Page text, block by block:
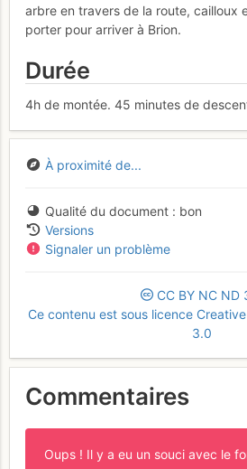
arbre en travers de la route, cailloux
porter pour arriver à Brion.
Durée
4h de montée. 45 minutes de
À proximité de...
Qualité du document
bon
Versions
Signaler un problème
CC BY NC ND
Ce contenu est sous licence
3.0
Commentaires
Oups ! Il y a eu un souci avec le